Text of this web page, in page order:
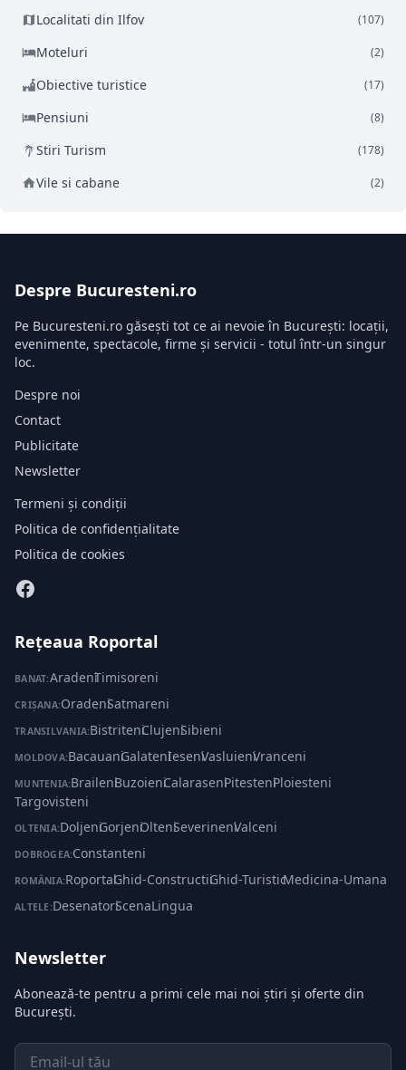
Localitati din Ilfov (107)
Moteluri (2)
Obiective turistice (17)
Pensiuni (8)
Stiri Turism (178)
Vile si cabane (2)
Despre Bucuresteni.ro
Pe Bucuresteni.ro găsești tot ce ai nevoie în București: locații,
evenimente, spectacole, firme și servicii - totul într-un singur
loc.
Despre noi
Contact
Publicitate
Newsletter
Termeni și condiții
Politica de confidențialitate
Politica de cookies
Rețeaua Roportal
BANAT:Aradeni·Timisoreni
CRIȘANA:Oradeni·Satmareni
TRANSILVANIA:Bistriteni·Clujeni·Sibieni
MOLDOVA:Bacauani·Galateni·Ieseni·Vasluieni·Vranceni
MUNTENIA:Braileni·Buzoieni·Calaraseni·Pitesteni·Ploiesteni·
Targovisteni
OLTENIA:Doljeni·Gorjeni·Olteni·Severineni·Valceni
DOBROGEA:Constanteni
ROMÂNIA:Roportal·Ghid-Constructii·Ghid-Turistic·Medicina-Umana
ALTELE:Desenatori·ScenaLingua
Newsletter
Abonează-te pentru a primi cele mai noi știri și oferte din
București.
Email